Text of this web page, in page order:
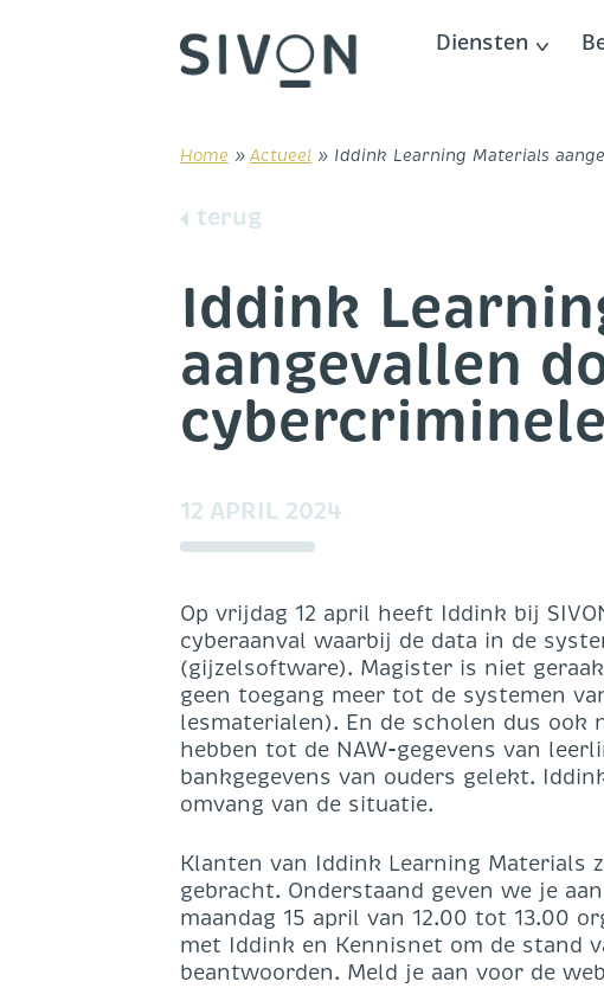
Diensten
Home » Actueel » Iddink Learning Materials
terug
Iddink
aangevallen
12 APRIL 2024
Op vrijdag 12 april heeft Iddink bij
cyberaanval waarbij de data in de
(gijzelsoftware). Magister is niet
geen toegang meer tot de systemen
lesmaterialen). En de scholen dus ook
hebben tot de NAW-gegevens van
bankgegevens van ouders gelekt.
omvang van de situatie.
Klanten van Iddink Learning Materials
gebracht. Onderstaand geven we je
maandag 15 april van 12.00 tot 13.00
met Iddink en Kennisnet om de stand
beantwoorden. Meld je aan voor de